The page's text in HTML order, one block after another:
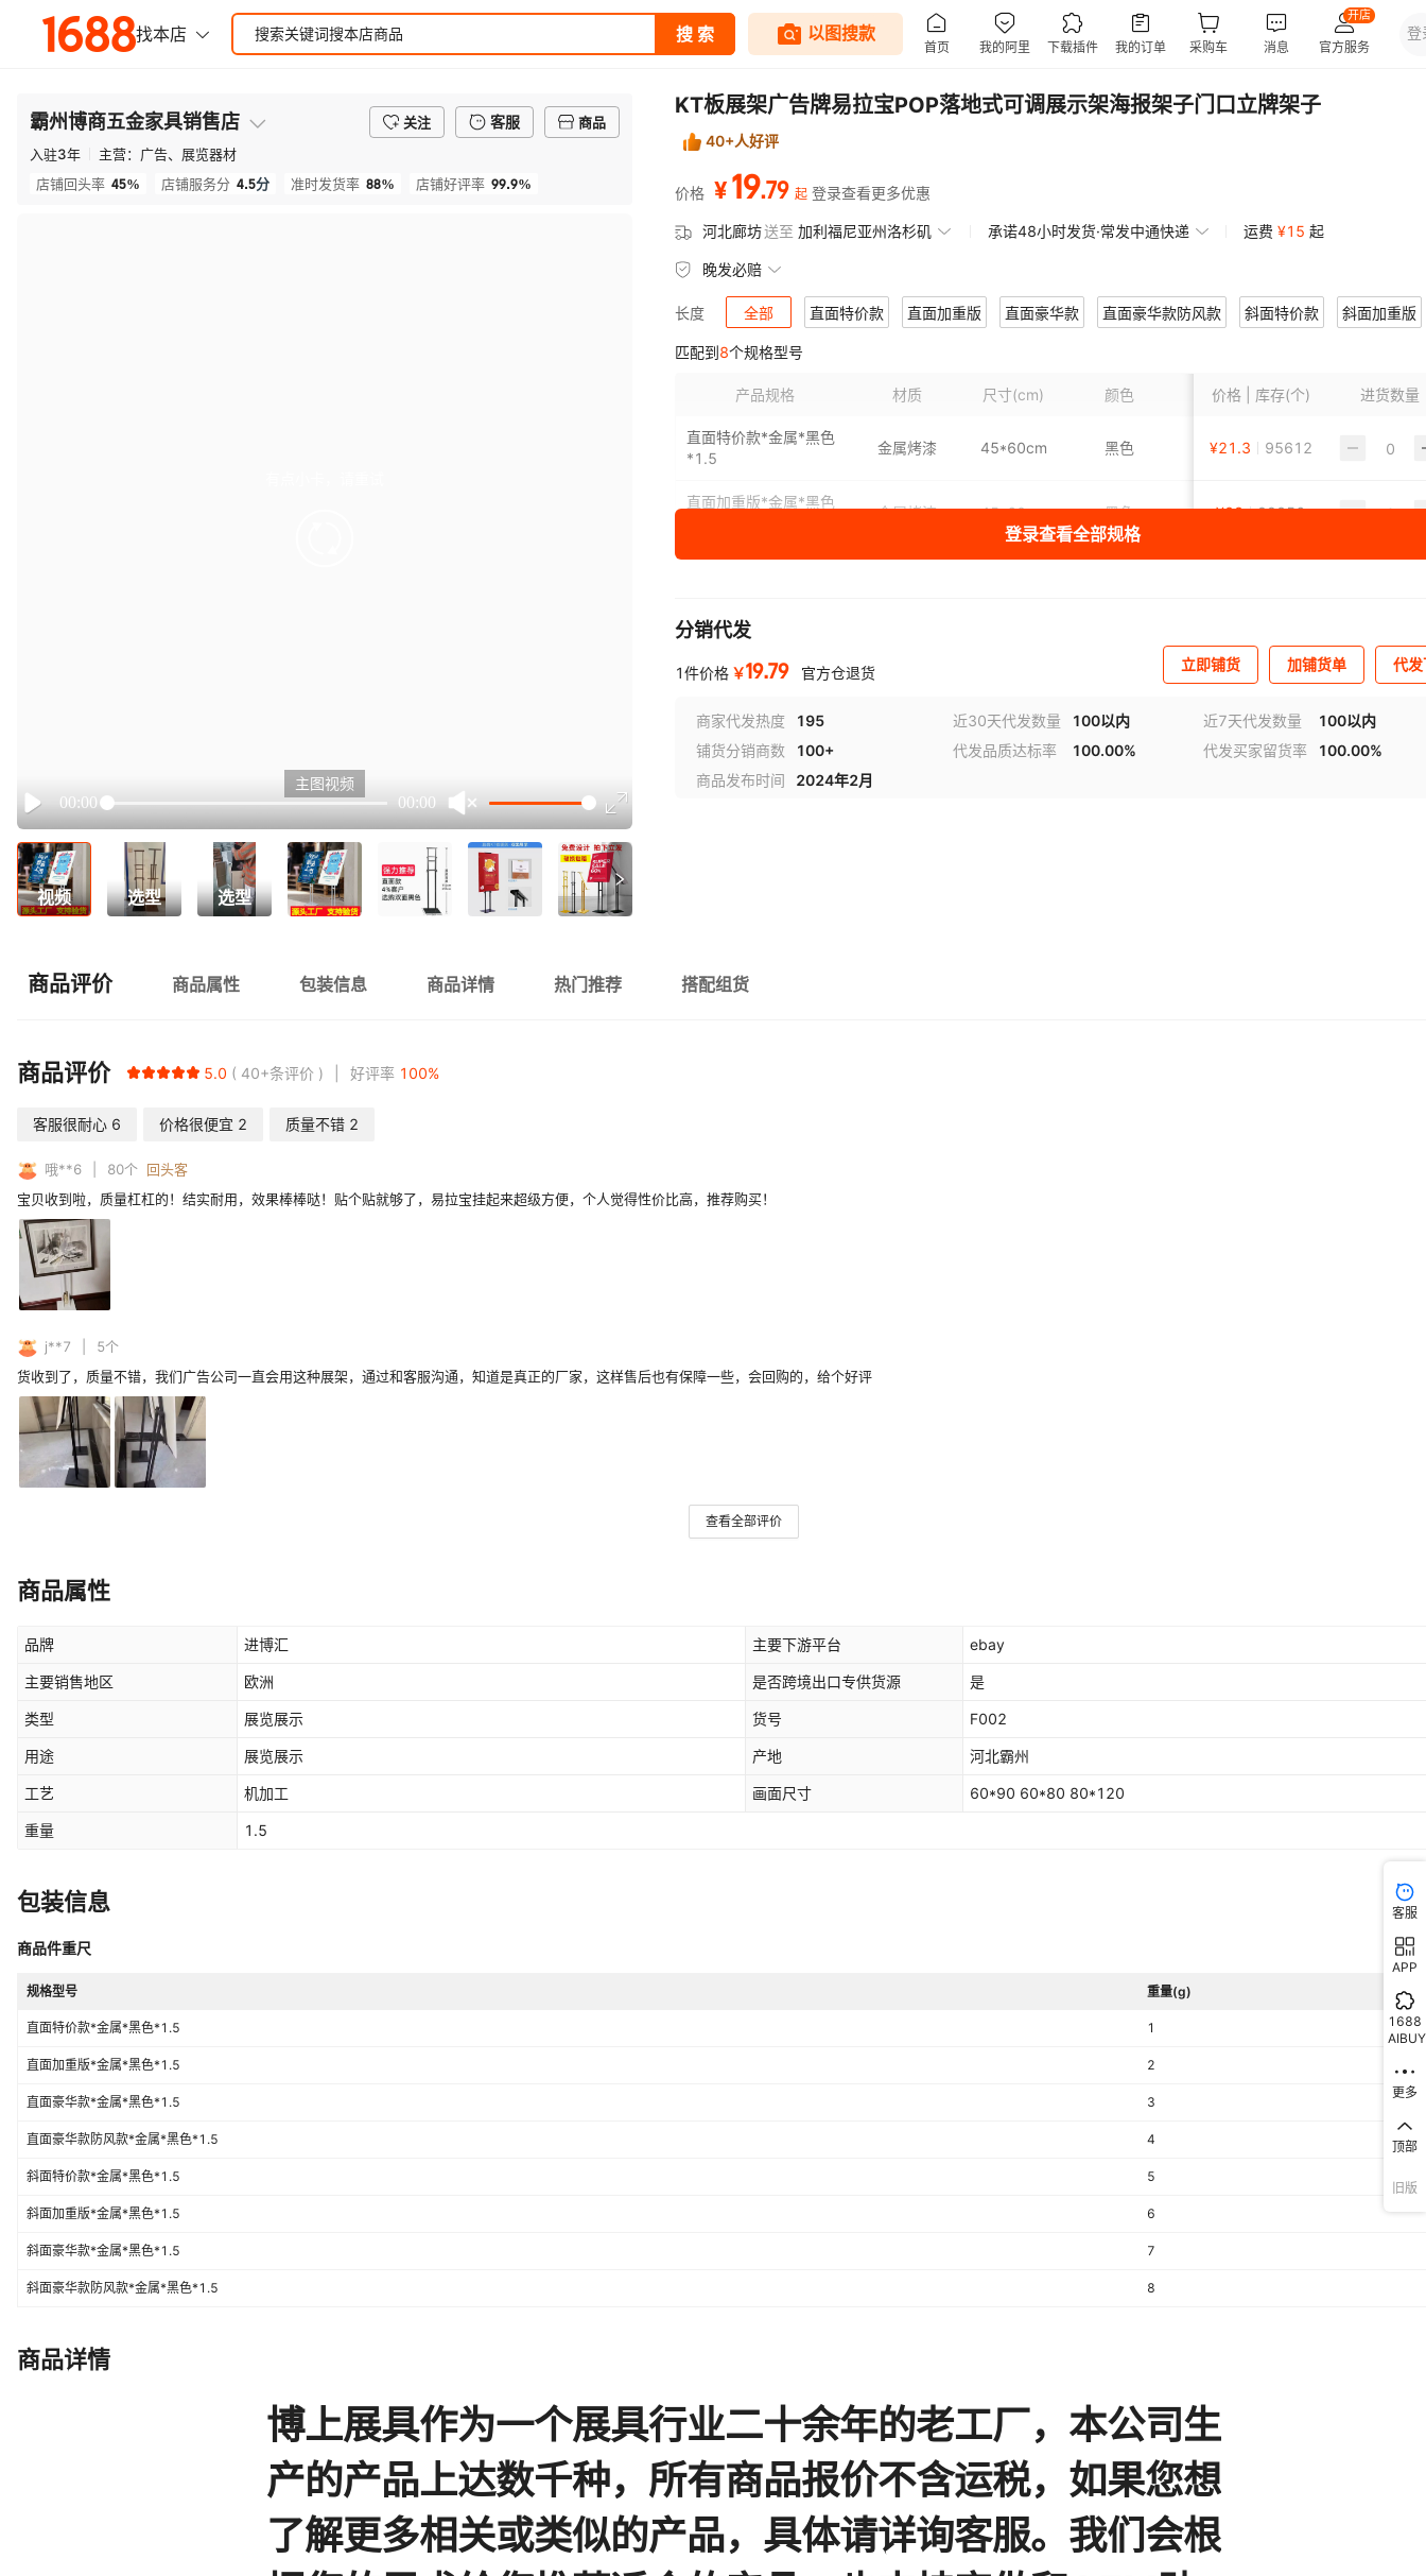
霸州博商五金家具销售店 关注 客服
商品
入驻3年 主营： 广告、展览器材
店铺回头率 45% 店铺服务分 4.5分 准时发货率 88% 店铺好评率 99.9%
Play
00:00 00:00
主图视频
视频 选型 选型
KT板展架广告牌易拉宝POP落地式可调展示架海报架子门口立牌架子
40+人好评
价格 ¥19.79 起 登录查看更多优惠
河北廊坊送至 加利福尼亚州洛杉矶 承诺48小时发货·常发中通快递 运费 ¥15 起
晚发必赔
长度 全部 直面特价款 直面加重版 直面豪华款 直面豪华款防风款 斜面特价款 斜面加重版
斜面豪华款
匹配到8个规格型号
产品规格 材质 尺寸(cm) 颜色 重量(kg) 长度
价格 | 库存(个) 进货数量
直面特价款*金属*黑色
*1.5
金属烤漆 45*60cm 黑色 1.5 直面特价款
¥21.3 95612
直面加重版*金属*黑色
金属烤漆 45*60cm 黑色 1.5 直面加重版
¥28 99856
直面豪华款防风款*金属
1.5 直面豪华款防风款
¥46 99628
*1.5
斜面加重版*金属*黑色
*1.5
登录查看全部规格
分销代发
1件价格 ￥19.79 官方仓退货 立即铺货 加铺货单 代
商家代发热度 195 近30天代发数量 100以内 近7天代发数量
100以内
铺货分销商数
100+ 代发品质达标率 100.00% 代发买家留货率
100.00%
商品发布时间
2024年2月
商品评价 商品属性 包装信息 商品详情 热门推荐 搭配组货
商品评价 5.0 40+条评价 好评率 100%
客服很耐心 6 价格很便宜 2 质量不错 2
哦**6 80个 回头客
宝贝收到啦，质量杠杠的！结实耐用，效果棒棒哒！贴个贴就够了，易拉宝挂起来超级方便，个人觉得性价比高，推荐购买！
j**7 5个
货收到了，质量不错，我们广告公司一直会用这种展架，通过和客服沟通，知道是真正的厂家，这样售后也有保障一些，会回购的，给个好评
查看全部评价
商品属性
品牌 进博汇 主要下游平台 ebay
主要销售地区 欧洲 是否跨境出口专供货源 是
类型 展览展示 货号 F002
用途 展览展示 产地 河北霸州
工艺 机加工 画面尺寸 60*90 60*80 80*120
重量 1.5
包装信息
商品件重尺
规格型号 重量(g)
直面特价款*金属*黑色*1.5 1
直面加重版*金属*黑色*1.5 2
直面豪华款*金属*黑色*1.5 3
直面豪华款防风款*金属*黑色*1.5 4
斜面特价款*金属*黑色*1.5 5
斜面加重版*金属*黑色*1.5 6
斜面豪华款*金属*黑色*1.5 7
斜面豪华款防风款*金属*黑色*1.5 8
商品详情
客服
APP
1688
AIBUY
更多
顶部
旧版